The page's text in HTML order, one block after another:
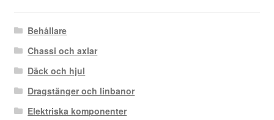
Behållare
Chassi och axlar
Däck och hjul
Dragstänger och linbanor
Elektriska komponenter